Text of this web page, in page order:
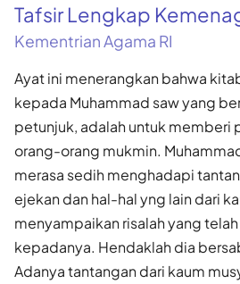
Tafsir Lengkap
Kementrian Agama RI
Ayat ini menerangkan bahwa
kepada Muhammad saw yang
petunjuk, adalah untuk memberi
orang-orang mukmin.
merasa sedih menghadapi
ejekan dan hal-hal yng lain dari
menyampaikan risalah yang
kepadanya. Hendaklah dia
Adanya tantangan dari kaum